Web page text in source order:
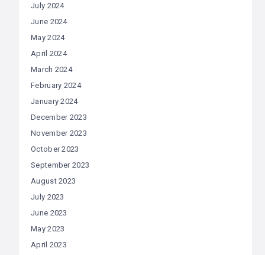
July 2024
June 2024
May 2024
April 2024
March 2024
February 2024
January 2024
December 2023
November 2023
October 2023
September 2023
August 2023
July 2023
June 2023
May 2023
April 2023